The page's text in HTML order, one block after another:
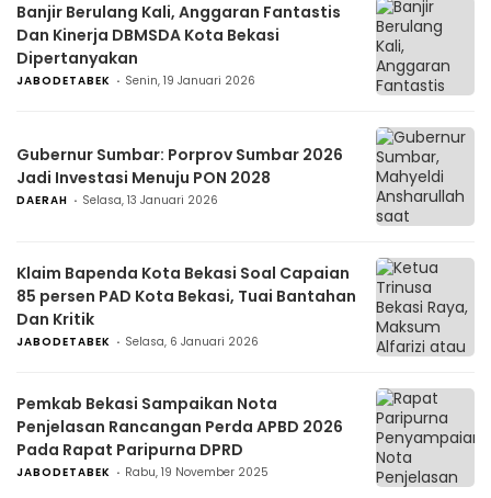
Banjir Berulang Kali, Anggaran Fantastis
Dan Kinerja DBMSDA Kota Bekasi
Dipertanyakan
JABODETABEK Senin, 19 Januari 2026
Gubernur Sumbar: Porprov Sumbar 2026
Jadi Investasi Menuju PON 2028
DAERAH Selasa, 13 Januari 2026
Klaim Bapenda Kota Bekasi Soal Capaian
85 persen PAD Kota Bekasi, Tuai Bantahan
Dan Kritik
JABODETABEK Selasa, 6 Januari 2026
Pemkab Bekasi Sampaikan Nota
Penjelasan Rancangan Perda APBD 2026
Pada Rapat Paripurna DPRD
JABODETABEK Rabu, 19 November 2025